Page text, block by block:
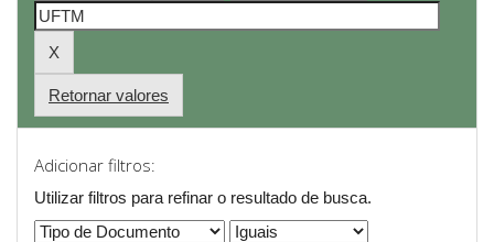
Retornar valores
Adicionar filtros:
Utilizar filtros para refinar o resultado de busca.